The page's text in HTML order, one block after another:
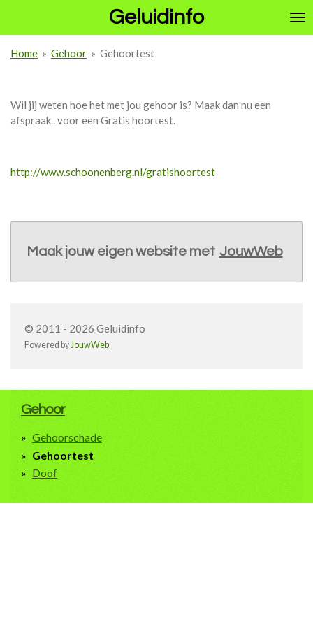
de
Geluidinfo
Home » Gehoor » Gehoortest
Wil jij weten hoe het met jou gehoor is? Maak dan nu een
afspraak.. voor een Gratis hoortest.
http://www.schoonenberg.nl/gratishoortest
Maak jouw eigen website met JouwWeb
© 2011 - 2026 Geluidinfo
Powered byJouwWeb
Gehoor
Gehoorschade
Gehoortest
Doof